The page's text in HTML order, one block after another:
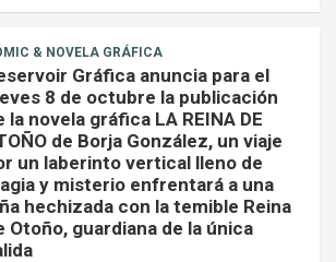
& NOVELA GRÁFICA
Gráfica anuncia para el
8 de octubre la publicación
la novela gráfica LA REINA DE
de Borja González, un viaje
un laberinto vertical lleno de
y misterio enfrentará a una
hechizada con la temible Reina
Otoño, guardiana de la única